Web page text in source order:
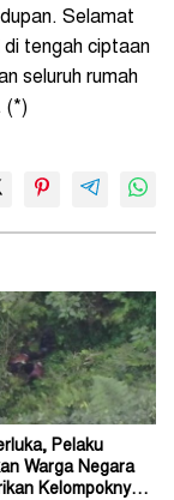
Selamat
di tengah ciptaan
seluruh rumah
(*)
Pelaku
Warga Negara
Kelompoknya